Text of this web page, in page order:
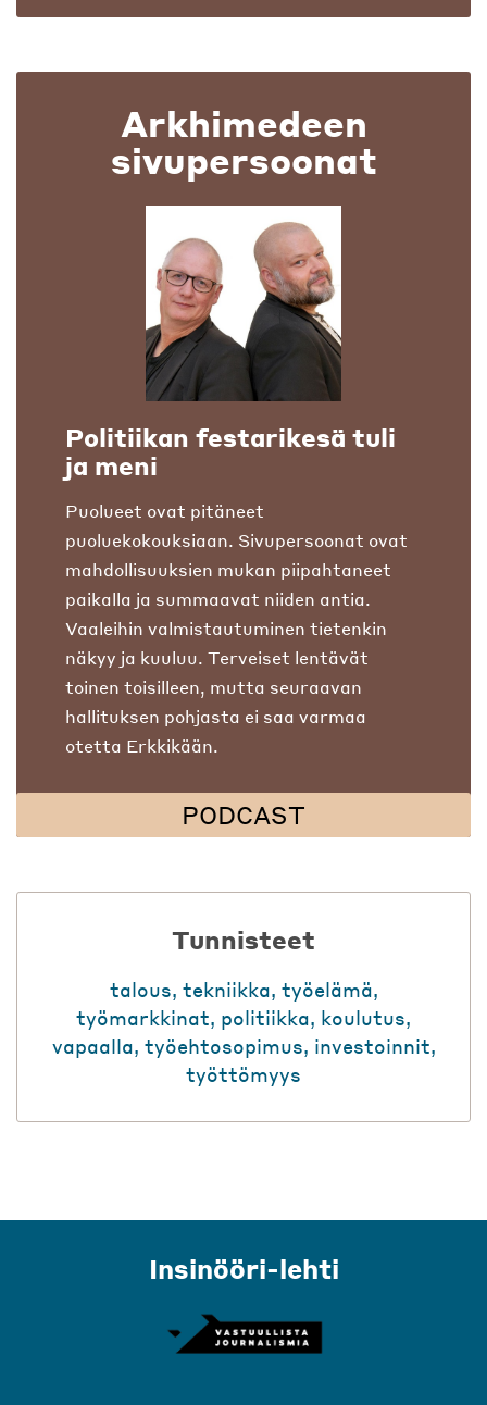
Arkhimedeen
sivupersoonat
Politiikan festarikesä tuli
ja meni
Puolueet ovat pitäneet
puoluekokouksiaan. Sivupersoonat ovat
mahdollisuuksien mukan piipahtaneet
paikalla ja summaavat niiden antia.
Vaaleihin valmistautuminen tietenkin
näkyy ja kuuluu. Terveiset lentävät
toinen toisilleen, mutta seuraavan
hallituksen pohjasta ei saa varmaa
otetta Erkkikään.
PODCAST
Tunnisteet
talous, tekniikka, työelämä,
työmarkkinat, politiikka, koulutus,
vapaalla, työehtosopimus, investoinnit,
työttömyys
Insinööri-lehti